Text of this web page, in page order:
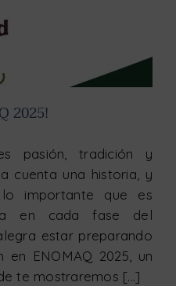
2025!
pasión, tradición y
cuenta una historia, y
importante que es
en cada fase del
estar preparando
en ENOMAQ 2025, un
te mostraremos [...]